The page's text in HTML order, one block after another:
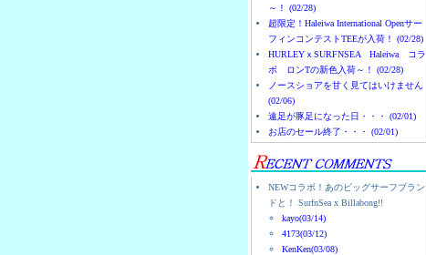
～！ (02/28)
超限定！Haleiwa International Openサー
フィンコンテストTEEが入荷！ (02/28)
HURLEYｘSURFNSEA Haleiwa コラ
ボ ロンTの新色入荷～！ (02/28)
ノースショアを甘く見てはいけません
(02/06)
遠足が豚足になった日・・・ (02/01)
お店のセール終了・・・ (02/01)
NEWコラボ！あのビッグサーフブラン
ドと！ SurfnSea x Billabong!!
kayo(03/14)
4173(03/12)
KenKen(03/08)